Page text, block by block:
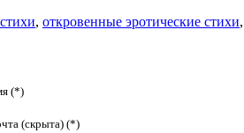
, откровенные эротические стихи,
(*)
(скрыта) (*)